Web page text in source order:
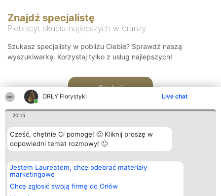
ORŁY Florystyki Live chat
20:15
Cześć, chętnie Ci pomogę! 🙂 Kliknij proszę w
odpowiedni temat rozmowy! 🙂
Jestem Laureatem, chcę odebrać materiały
marketingowe
Chcę zgłosić swoją firmę do Orłów
Znajdź specjalistę
Plebiscyt skupia najlepszych w branży
Szukasz specjalisty w pobliżu Ciebie? Sprawdź naszą
wyszukiwarkę. Korzystaj tylko z usług najlepszych!
Szukaj
Organizator plebiscytu
Bright Side Solutions sp. z o.
o. sp. k.
ul. Ruska 22
Wrocław 50-079
Plebiscyt
Laureaci
wszystkich
Laureatów
Kontakt
Kontakt